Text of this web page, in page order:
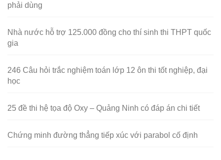
phải dùng
Nhà nước hỗ trợ 125.000 đồng cho thí sinh thi THPT quốc
gia
246 Câu hỏi trắc nghiệm toán lớp 12 ôn thi tốt nghiệp, đại
học
25 đề thi hệ tọa độ Oxy – Quảng Ninh có đáp án chi tiết
Chứng minh đường thẳng tiếp xúc với parabol cố định